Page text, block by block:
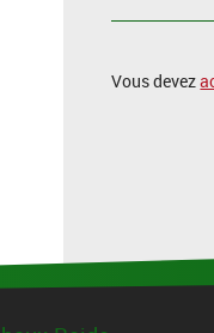
Vous devez